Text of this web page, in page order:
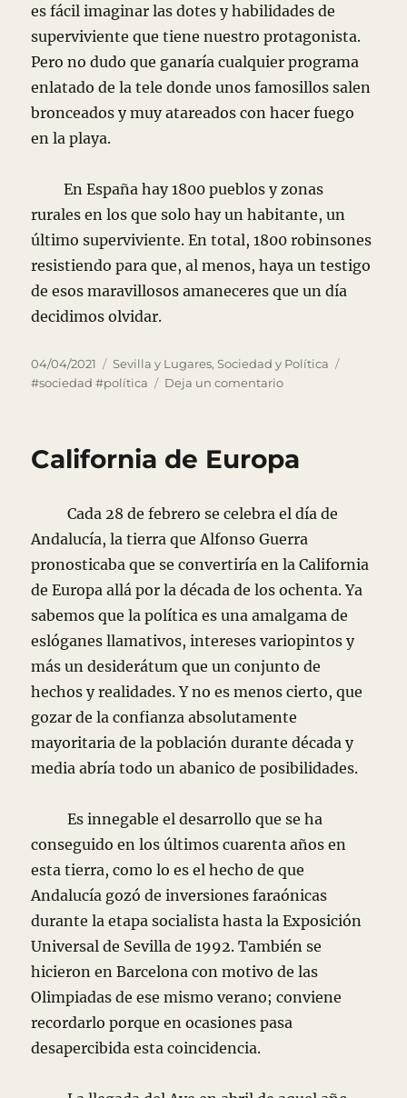
es fácil imaginar las dotes y habilidades de
superviviente que tiene nuestro protagonista.
Pero no dudo que ganaría cualquier programa
enlatado de la tele donde unos famosillos salen
bronceados y muy atareados con hacer fuego
en la playa.
En España hay 1800 pueblos y zonas
rurales en los que solo hay un habitante, un
último superviviente. En total, 1800 robinsones
resistiendo para que, al menos, haya un testigo
de esos maravillosos amaneceres que un día
decidimos olvidar.
Publicado
el
04/04/2021 Categorías
Sevilla y Lugares,Sociedad y Política
#sociedad #política
Deja un comentarioen
California de Europa
Cada 28 de febrero se celebra el día de
Andalucía, la tierra que Alfonso Guerra
pronosticaba que se convertiría en la California
de Europa allá por la década de los ochenta. Ya
sabemos que la política es una amalgama de
eslóganes llamativos, intereses variopintos y
más un desiderátum que un conjunto de
hechos y realidades. Y no es menos cierto, que
gozar de la confianza absolutamente
mayoritaria de la población durante década y
media abría todo un abanico de posibilidades.
Es innegable el desarrollo que se ha
conseguido en los últimos cuarenta años en
esta tierra, como lo es el hecho de que
Andalucía gozó de inversiones faraónicas
durante la etapa socialista hasta la Exposición
Universal de Sevilla de 1992. También se
hicieron en Barcelona con motivo de las
Olimpiadas de ese mismo verano; conviene
recordarlo porque en ocasiones pasa
desapercibida esta coincidencia.